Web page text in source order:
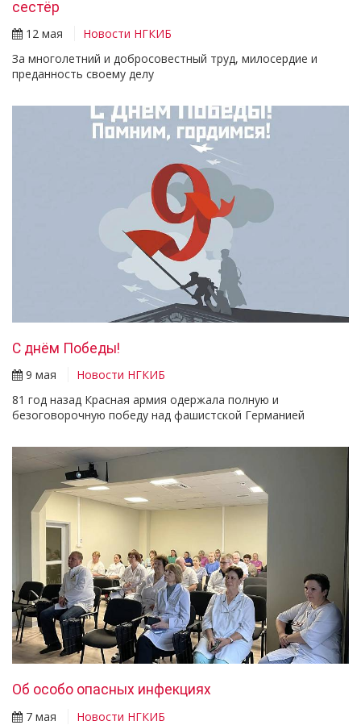
сестёр
12 мая
Новости НГКИБ
За многолетний и добросовестный труд, милосердие и
преданность своему делу
С днём Победы!
9 мая
Новости НГКИБ
81 год назад Красная армия одержала полную и
безоговорочную победу над фашистской Германией
Об особо опасных инфекциях
7 мая
Новости НГКИБ